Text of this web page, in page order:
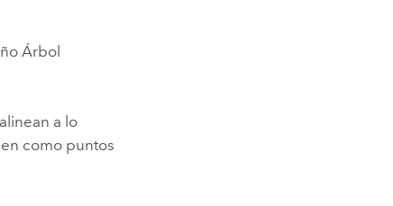
Árbol
a lo
como puntos